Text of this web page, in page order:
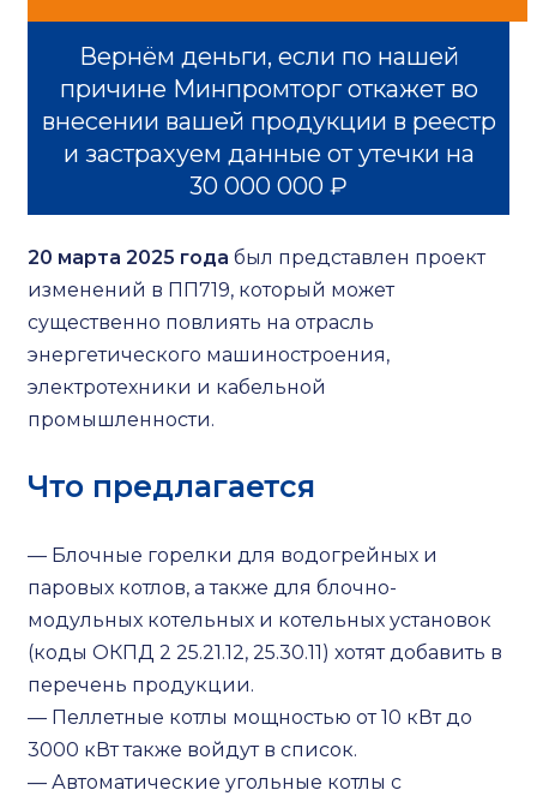
Вернём деньги, если по нашей
причине Минпромторг откажет во
внесении вашей продукции в реестр
и застрахуем данные от утечки на
30 000 000 ₽
20 марта 2025 года был представлен проект
изменений в ПП719, который может
существенно повлиять на отрасль
энергетического машиностроения,
электротехники и кабельной
промышленности.
Что предлагается
— Блочные горелки для водогрейных и
паровых котлов, а также для блочно-
модульных котельных и котельных установок
(коды ОКПД 2 25.21.12, 25.30.11) хотят добавить в
перечень продукции.
— Пеллетные котлы мощностью от 10 кВт до
3000 кВт также войдут в список.
— Автоматические угольные котлы с